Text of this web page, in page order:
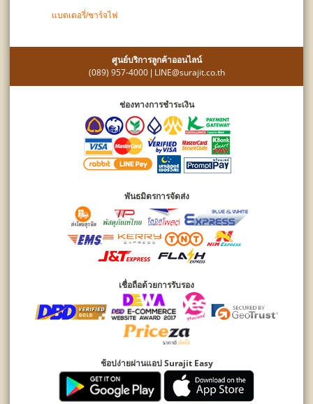
แบตเตอรี่/ชาร์จไฟ
ศูนย์บริการลูกค้าออนไลน์
(089) 957-4000| LINE@surajit.co.th
ช่องทางการชำระเงิน
พันธมิตรการจัดส่ง
เชื่อถือด้วยการรับรอง
ช้อปง่ายผ่านแอป Surajit Easy